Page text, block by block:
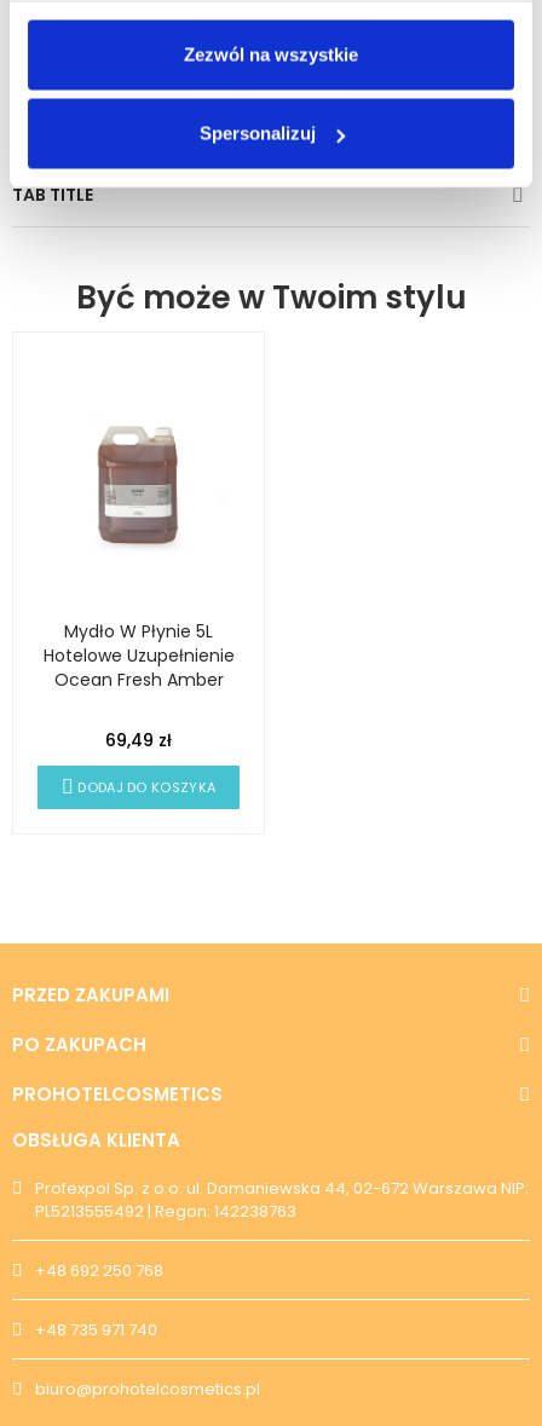
Zezwól na wszystkie
Spersonalizuj
SZCZEGÓŁY PRODUKTU
Indeks 5000874
1180 Przedmioty
TAB TITLE
Być może w Twoim stylu
Mydło W Płynie 5L
Hotelowe Uzupełnienie
Ocean Fresh Amber
69,49 zł
DODAJ DO KOSZYKA
PRZED ZAKUPAMI
PO ZAKUPACH
PROHOTELCOSMETICS
OBSŁUGA KLIENTA
Profexpol Sp. z o.o. ul. Domaniewska 44, 02-672 Warszawa NIP:
PL5213555492 | Regon: 142238763
+48 692 250 768
+48 735 971 740
biuro@prohotelcosmetics.pl